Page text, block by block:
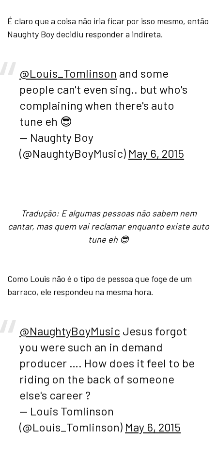
É claro que a coisa não iria ficar por isso mesmo, então
Naughty Boy decidiu responder a indireta.
@Louis_Tomlinson and some
people can't even sing.. but who's
complaining when there's auto
tune eh 😎
— Naughty Boy
(@NaughtyBoyMusic) May 6, 2015
Tradução: E algumas pessoas não sabem nem
cantar, mas quem vai reclamar enquanto existe auto
tune eh 😎
Como Louis não é o tipo de pessoa que foge de um
barraco, ele respondeu na mesma hora.
@NaughtyBoyMusic Jesus forgot
you were such an in demand
producer …. How does it feel to be
riding on the back of someone
else's career ?
— Louis Tomlinson
(@Louis_Tomlinson) May 6, 2015